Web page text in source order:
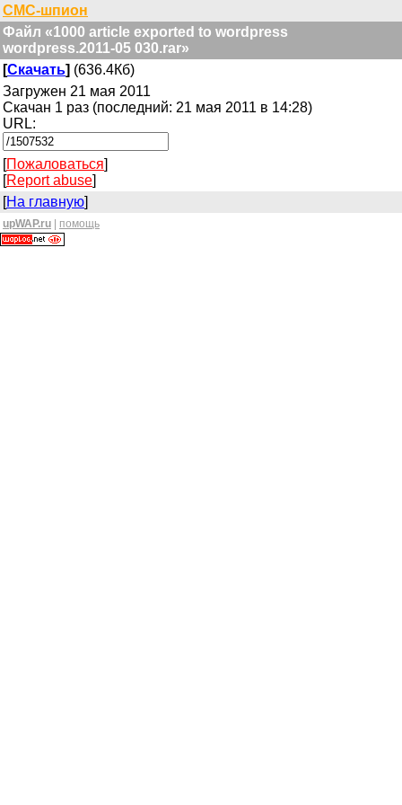
СМС-шпион
Файл «1000 article exported to wordpress
wordpress.2011-05 030.rar»
[Скачать] (636.4Кб)
Загружен 21 мая 2011
Скачан 1 раз (последний: 21 мая 2011 в 14:28)
URL:
[Пожаловаться]
[Report abuse]
[На главную]
upWAP.ru помощь